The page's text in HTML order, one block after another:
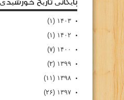
بایگانی تاریخ خورشیدی
۱۴۰۳ (۱)
۱۴۰۲ (۱)
۱۴۰۰ (۷)
۱۳۹۹ (۲)
۱۳۹۸ (۱۱)
۱۳۹۷ (۲۶)